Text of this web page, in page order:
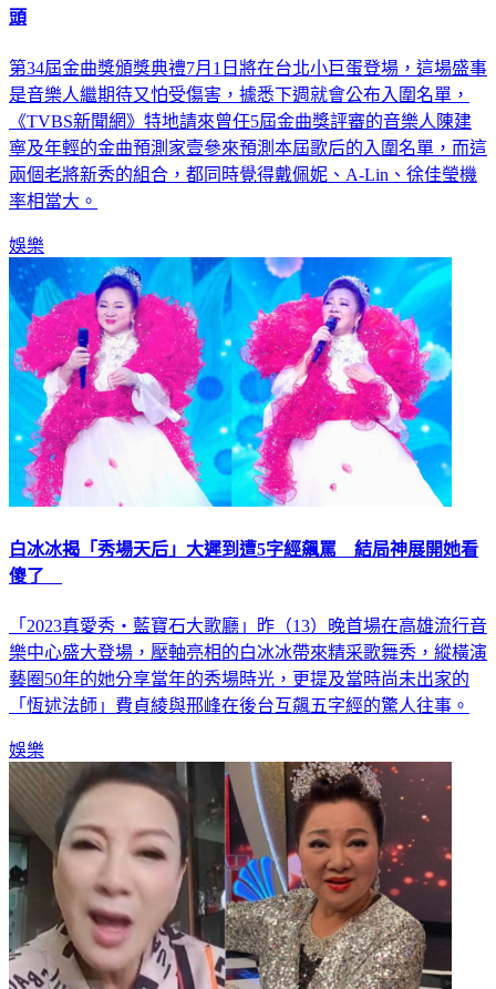
頭
第34屆金曲獎頒獎典禮7月1日將在台北小巨蛋登場，這場盛事
是音樂人繼期待又怕受傷害，據悉下週就會公布入圍名單，
《TVBS新聞網》特地請來曾任5屆金曲獎評審的音樂人陳建
寧及年輕的金曲預測家壹參來預測本屆歌后的入圍名單，而這
兩個老將新秀的組合，都同時覺得戴佩妮、A-Lin、徐佳瑩機
率相當大。
娛樂
白冰冰揭「秀場天后」大遲到遭5字經飆罵 結局神展開她看
傻了
「2023真愛秀・藍寶石大歌廳」昨（13）晚首場在高雄流行音
樂中心盛大登場，壓軸亮相的白冰冰帶來精采歌舞秀，縱橫演
藝圈50年的她分享當年的秀場時光，更提及當時尚未出家的
「恆述法師」費貞綾與邢峰在後台互飆五字經的驚人往事。
娛樂